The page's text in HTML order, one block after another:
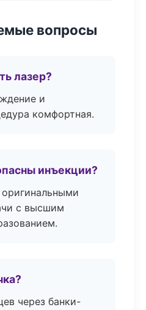
вопросы
лазер?
и
комфортная.
инъекции?
с высшим
через банки-